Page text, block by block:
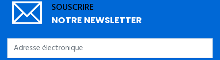
SOUSCRIRE
NOTRE NEWSLETTER